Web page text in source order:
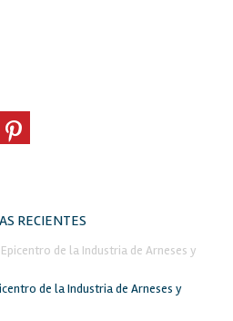
RECIENTES
de la Industria de Arneses y